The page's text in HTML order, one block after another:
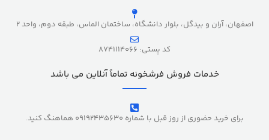
اصفهان، آران و بیدگل، بلوار دانشگاه، ساختمان الماس، طبقه دوم، واحد 2
کد پستی: 8741114066
خدمات فروش فرشخونه تماماً آنلاین می باشد
برای خرید حضوری از روز قبل با شماره 09192435630 هماهنگ کنید.